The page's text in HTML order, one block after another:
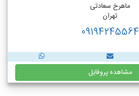
ماهرخ سعادتی
تهران
09194245564
مشاهده پروفایل